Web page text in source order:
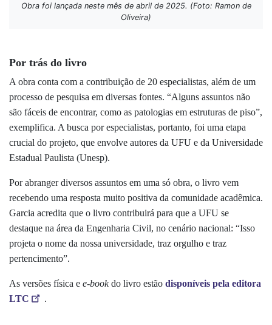
Obra foi lançada neste mês de abril de 2025. (Foto: Ramon de
Oliveira)
Por trás do livro
A obra conta com a contribuição de 20 especialistas, além de um
processo de pesquisa em diversas fontes. “Alguns assuntos não
são fáceis de encontrar, como as patologias em estruturas de piso”,
exemplifica. A busca por especialistas, portanto, foi uma etapa
crucial do projeto, que envolve autores da UFU e da Universidade
Estadual Paulista (Unesp).
Por abranger diversos assuntos em uma só obra, o livro vem
recebendo uma resposta muito positiva da comunidade acadêmica.
Garcia acredita que o livro contribuirá para que a UFU se
destaque na área da Engenharia Civil, no cenário nacional: “Isso
projeta o nome da nossa universidade, traz orgulho e traz
pertencimento”.
As versões física e e-bookdo livro estão disponíveis pela editora
LTC
.